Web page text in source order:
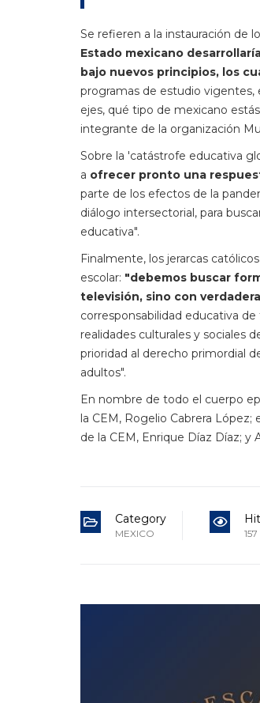
Se refieren a la instauración de
Estado mexicano
bajo nuevos principios, los
programas de estudio vigentes,
ejes, qué tipo de mexicano
integrante de la organización
Sobre la 'catástrofe educativa
a ofrecer pronto una
parte de los efectos de la
diálogo intersectorial, para
educativa".
Finalmente, los jerarcas
escolar: "debemos buscar
televisión, sino con
corresponsabilidad educativa
realidades culturales y sociales
prioridad al derecho primordial
adultos".
En nombre de todo el cuerpo
la CEM, Rogelio Cabrera
de la CEM, Enrique Díaz Díaz; y
Category
MEXICO